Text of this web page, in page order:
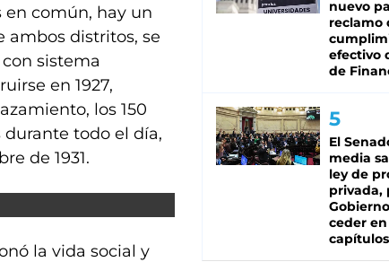
en común, hay un
ambos distritos, se
sistema
en 1927,
los 150
todo el día,
de 1931.
la vida social y
nuevo
reclamo
efectivo
de
El
media
ley de
privada,
ceder
capítulos